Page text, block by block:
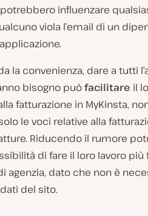
influenzare
viola l’email di un
la convenienza, dare a tutti
bisogno puòfacilitare il
fatturazione in MyKinsta,
le voci relative alla
Riducendo il rumore
di fare il loro lavoro
agenzia, dato che non è
del sito.